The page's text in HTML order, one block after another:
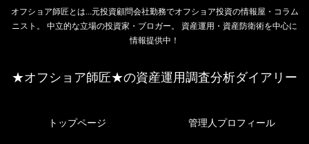
オフショア師匠とは...元投資顧問会社勤務でオフショア投資の情報屋・コラム
ニスト。 中立的な立場の投資家・ブロガー。 資産運用・資産防衛術を中心に
情報提供中！
★オフショア師匠★の資産運用調査分析ダイアリー
トップページ 管理人プロフィール